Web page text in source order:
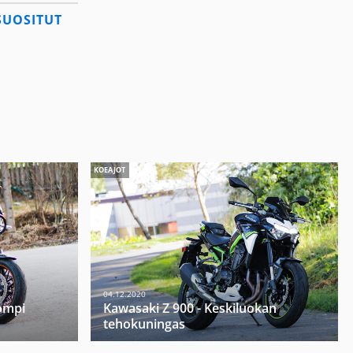
KOEAJOT
04.12.2020
Kawasaki Z 900 - Keskiluokan
tehokuningas